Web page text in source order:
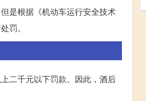
是根据《机动车运行安全技术
罚。
二千元以下罚款。因此，酒后